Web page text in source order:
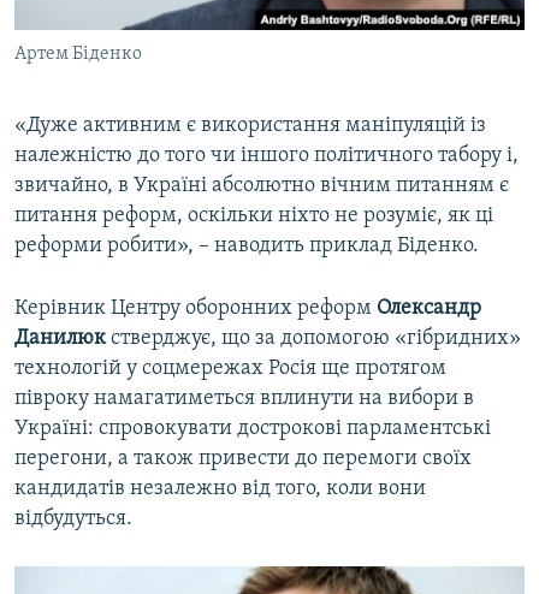
Артем Біденко
«Дуже активним є використання маніпуляцій із
належністю до того чи іншого політичного табору і,
звичайно, в Україні абсолютно вічним питанням є
питання реформ, оскільки ніхто не розуміє, як ці
реформи робити», – наводить приклад Біденко.
Керівник Центру оборонних реформ Олександр
Данилюкстверджує, що за допомогою «гібридних»
технологій у соцмережах Росія ще протягом
півроку намагатиметься вплинути на вибори в
Україні: спровокувати дострокові парламентські
перегони, а також привести до перемоги своїх
кандидатів незалежно від того, коли вони
відбудуться.